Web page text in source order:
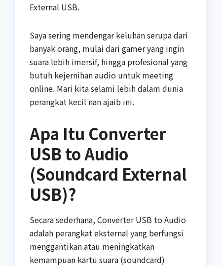
External USB.
Saya sering mendengar keluhan serupa dari
banyak orang, mulai dari gamer yang ingin
suara lebih imersif, hingga profesional yang
butuh kejernihan audio untuk meeting
online. Mari kita selami lebih dalam dunia
perangkat kecil nan ajaib ini.
Apa Itu Converter
USB to Audio
(Soundcard External
USB)?
Secara sederhana, Converter USB to Audio
adalah perangkat eksternal yang berfungsi
menggantikan atau meningkatkan
kemampuan kartu suara (soundcard)